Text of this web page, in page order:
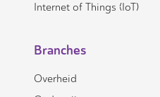
Internet of Things (IoT)
Branches
Overheid